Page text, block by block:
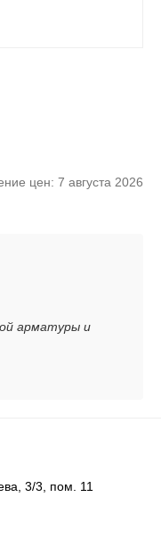
цен: 7 августа 2026
арматуры и
3/3, пом. 11